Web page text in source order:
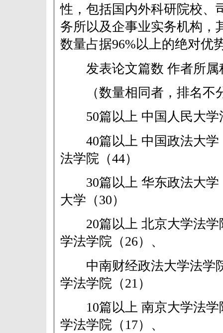
性，包括国内外科研院校、
务所以及企事业实务机构，
数量占据96%以上的绝对优
发表论文篇数 作者所属
（数量相同者，排名不
50篇以上 中国人民大学
40篇以上 中国政法大学
法学院（44）
30篇以上 华东政法大学
大学（30）
20篇以上 北京大学法学
学法学院（26）、
中南财经政法大学法学
学法学院（21）
10篇以上 南京大学法学
学法学院（17）、